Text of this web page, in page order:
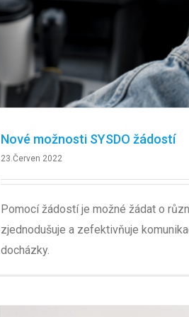
Nové možnosti SYSDO žádostí
23.Červen 2022
Pomocí žádostí je možné žádat o
zjednodušuje a zefektivňuje
docházky.